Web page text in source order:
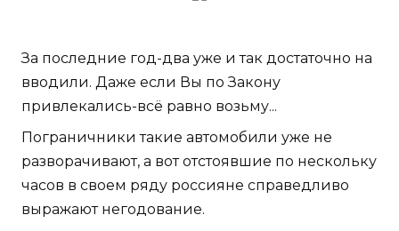
За последние год-два уже и так достаточно на
вводили. Даже если Вы по Закону
привлекались-всё равно возьму...
Пограничники такие автомобили уже не
разворачивают, а вот отстоявшие по нескольку
часов в своем ряду россияне справедливо
выражают негодование.